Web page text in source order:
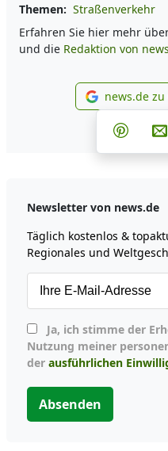
Themen: Straßenverkehr
Erfahren Sie hier mehr
und die Redaktion von
news.de
Teilen
Newsletter von news.de
Täglich kostenlos &
Regionales und
Nutzung meiner
der ausführlichen
Absenden